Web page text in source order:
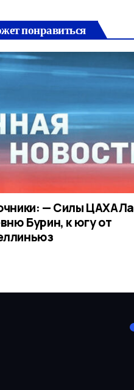
понравиться
— Силы ЦАХАЛа
Бурин, к югу от